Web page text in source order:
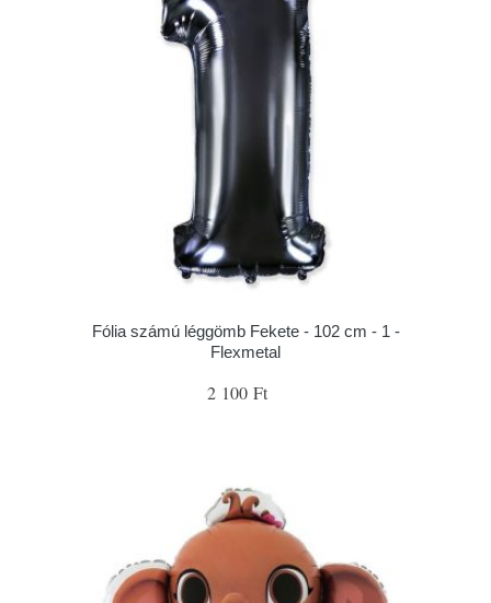
Fólia számú léggömb Fekete - 102 cm - 1 -
Flexmetal
2 100 Ft